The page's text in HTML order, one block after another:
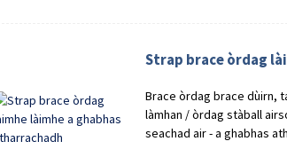
Strap brace òrdag
Brace òrdag brace dùirn,
làmhan / òrdag stàball
seachad air - a ghabhas